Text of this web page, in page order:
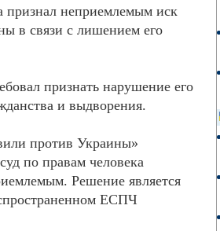
признал неприемлемым иск
в связи с лишением его
признать нарушение его
и выдворения.
против Украины»
по правам человека
Решение является
ЕСПЧ